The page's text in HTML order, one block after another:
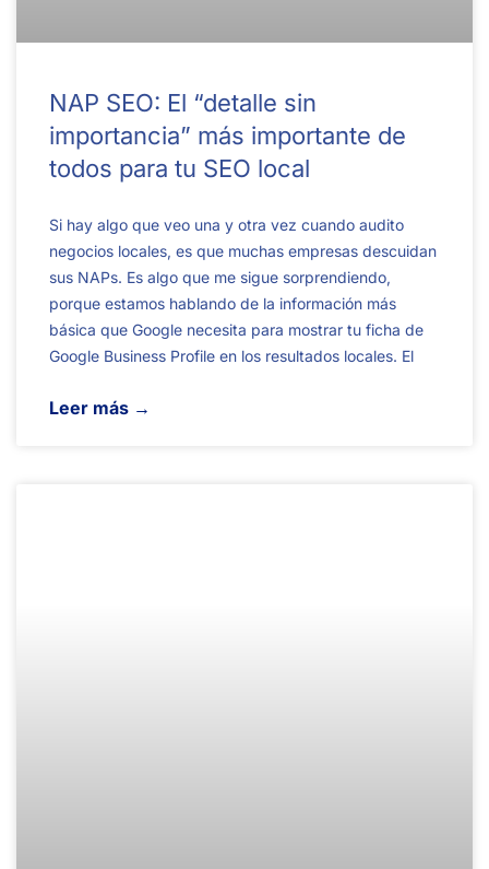
NAP SEO: El “detalle sin
importancia” más importante de
todos para tu SEO local
Si hay algo que veo una y otra vez cuando audito
negocios locales, es que muchas empresas descuidan
sus NAPs. Es algo que me sigue sorprendiendo,
porque estamos hablando de la información más
básica que Google necesita para mostrar tu ficha de
Google Business Profile en los resultados locales. El
Leer más →